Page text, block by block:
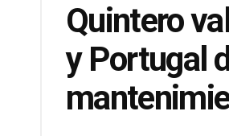
Quintero
y Portugal